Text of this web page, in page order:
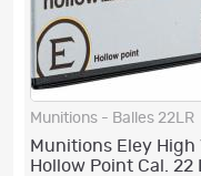
Munitions - Balles 22LR
Munitions Eley High
Hollow Point Cal. 22